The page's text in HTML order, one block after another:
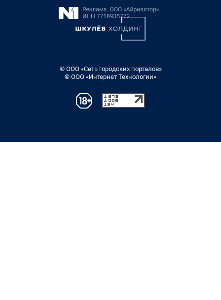
© ООО «Сеть городских порталов»
© ООО «Интернет Технологии»